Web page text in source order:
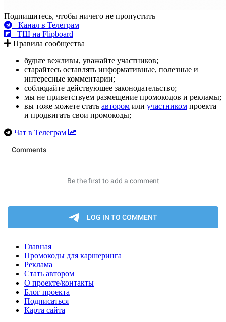
Подпишитесь, чтобы ничего не пропустить
Канал в Телеграм
ТШ на Flipboard
Правила сообщества
будьте вежливы, уважайте участников;
старайтесь оставлять информативные, полезные и
интересные комментарии;
соблюдайте действующее законодательство;
мы не приветствуем размещение промокодов и рекламы;
вы тоже можете стать автором или участником проекта
и продвигать свои промокоды;
Чат в Телеграм
Главная
Промокоды для каршеринга
Реклама
Стать автором
О проекте/контакты
Блог проекта
Подписаться
Карта сайта